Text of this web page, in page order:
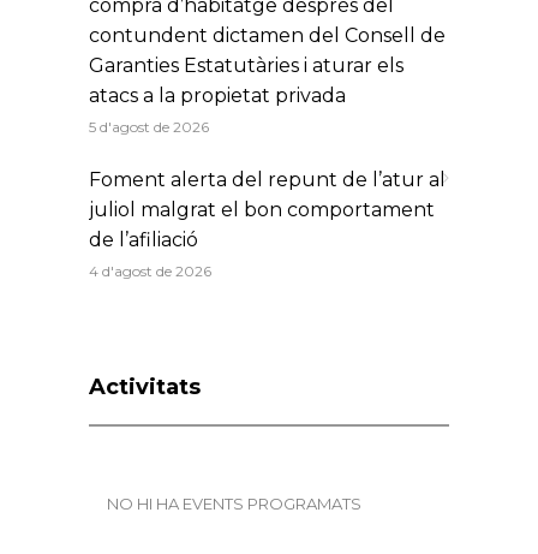
compra d’habitatge després del
contundent dictamen del Consell de
Garanties Estatutàries i aturar els
atacs a la propietat privada
5 d'agost de 2026
Foment alerta del repunt de l’atur al
juliol malgrat el bon comportament
de l’afiliació
4 d'agost de 2026
Activitats
NO HI HA EVENTS PROGRAMATS